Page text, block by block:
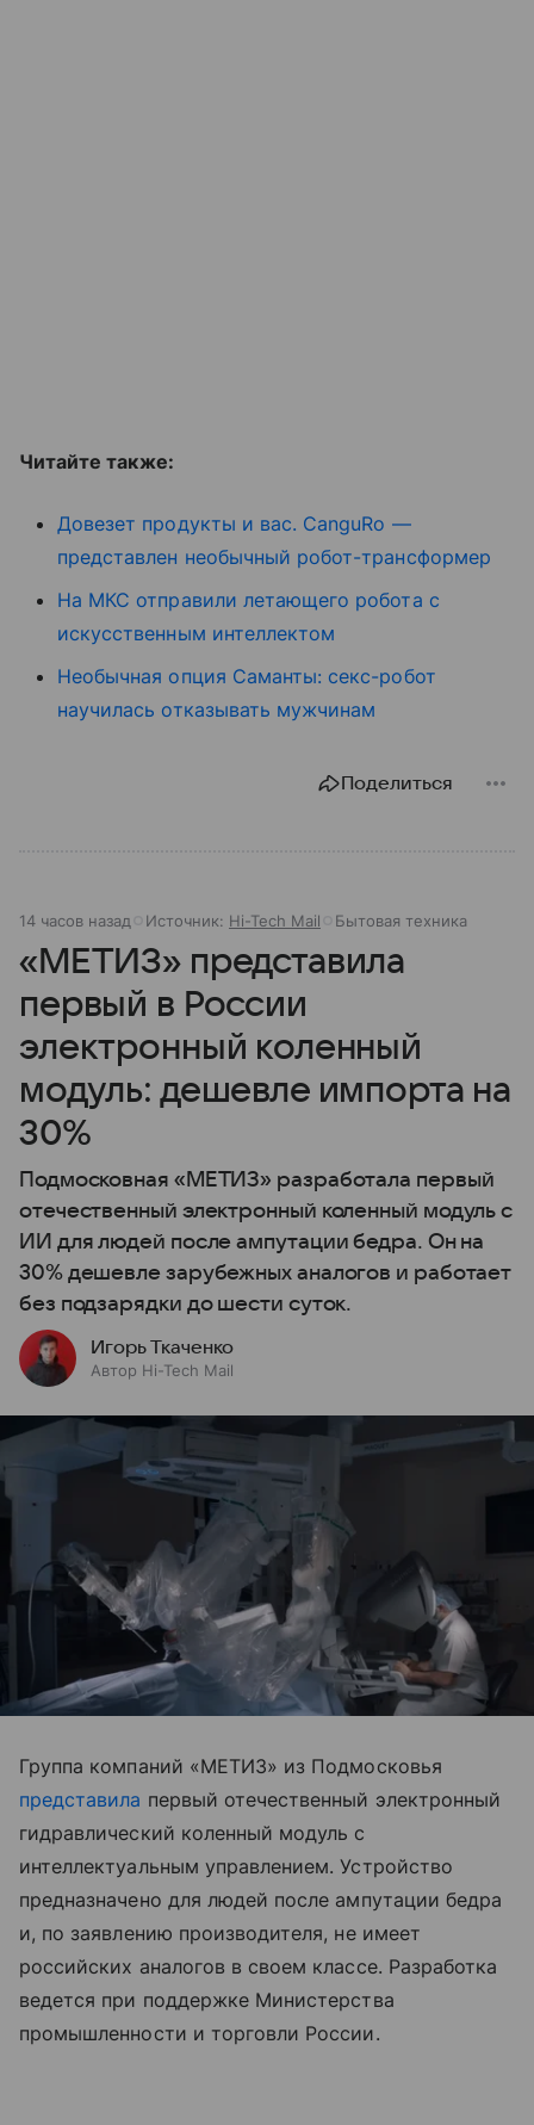
Читайте также:
Довезет продукты и вас. CanguRo —
представлен необычный робот-трансформер
На МКС отправили летающего робота с
искусственным интеллектом
Необычная опция Саманты: секс-робот
научилась отказывать мужчинам
Поделиться
14 часов назад Источник: Hi-Tech Mail Бытовая техника
«МЕТИЗ» представила
первый в России
электронный коленный
модуль: дешевле импорта на
30%
Подмосковная «МЕТИЗ» разработала первый
отечественный электронный коленный модуль с
ИИ для людей после ампутации бедра. Он на
30% дешевле зарубежных аналогов и работает
без подзарядки до шести суток.
Игорь Ткаченко
Автор Hi-Tech Mail
Группа компаний «МЕТИЗ» из Подмосковья
представила первый отечественный электронный
гидравлический коленный модуль с
интеллектуальным управлением. Устройство
предназначено для людей после ампутации бедра
и, по заявлению производителя, не имеет
российских аналогов в своем классе. Разработка
ведется при поддержке Министерства
промышленности и торговли России.